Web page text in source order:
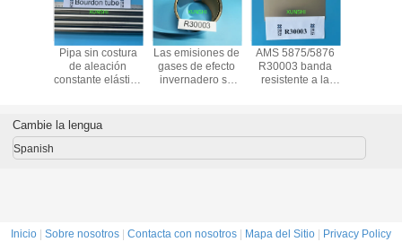
Pipa sin costura
de aleación
constante elástica
N09902 para
aplicaciones en
Las emisiones de
gases de efecto
invernadero se
factores:4711
AMS 5875/5876
R30003 banda
resistente a la
duración de la
Cambie la lengua
Spanish
Inicio | Sobre nosotros | Contacta con nosotros | Mapa del Sitio | Privacy Policy